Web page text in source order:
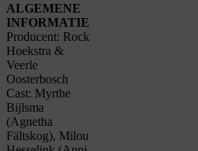
ALGEMENE
INFORMATIE
Producent: Rock
Hoekstra &
Veerle
Oosterbosch
Cast: Myrthe
Bijlsma
(Agnetha
Fältskog), Milou